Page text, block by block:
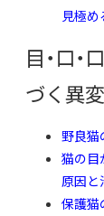
見極め
目・口
づく異変
野良猫
猫の目
原因と
保護猫